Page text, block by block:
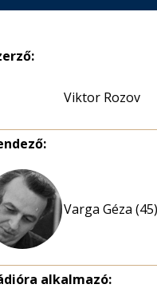
Viktor Rozov
Varga Géza (45)
alkalmazó: